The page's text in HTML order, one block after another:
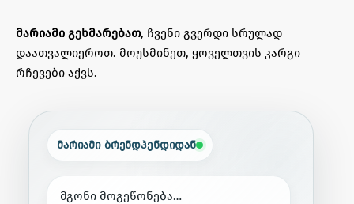
მარიამი გეხმარებათ, ჩვენი გვერდი სრულად
დაათვალიეროთ. მოუსმინეთ, ყოველთვის კარგი
რჩევები აქვს.
მარიამი ბრენდჰენდიდან
მგონი მოგეწონება…